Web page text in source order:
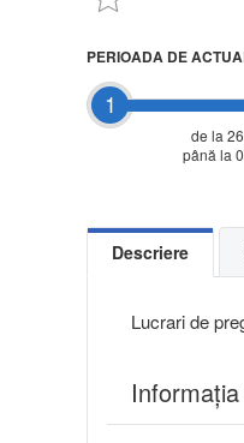
1
PERIOADA DE
de la
până la
Descriere
Lucrari de